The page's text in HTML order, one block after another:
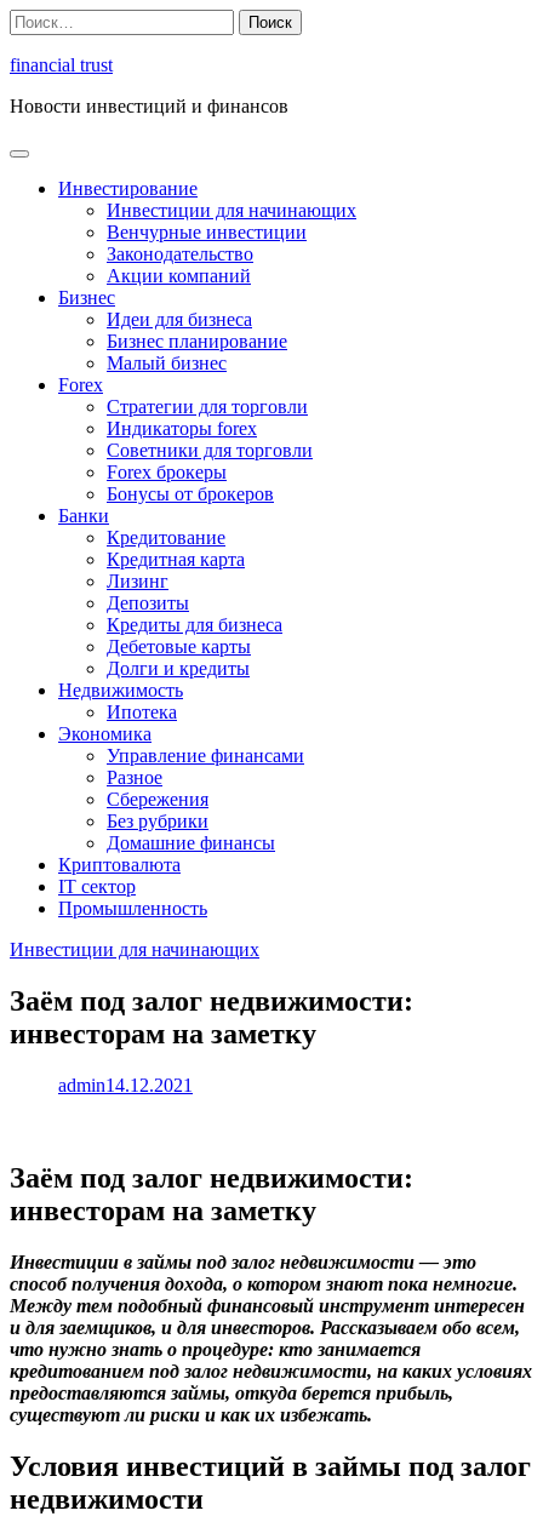
Перейти
к
содержимому
Найти:
financial trust
Новости инвестиций и финансов
Инвестирование
Инвестиции для начинающих
Венчурные инвестиции
Законодательство
Акции компаний
Бизнес
Идеи для бизнеса
Бизнес планирование
Малый бизнес
Forex
Стратегии для торговли
Индикаторы forex
Советники для торговли
Forex брокеры
Бонусы от брокеров
Банки
Кредитование
Кредитная карта
Лизинг
Депозиты
Кредиты для бизнеса
Дебетовые карты
Долги и кредиты
Недвижимость
Ипотека
Экономика
Управление финансами
Разное
Сбережения
Без рубрики
Домашние финансы
Криптовалюта
IT сектор
Промышленность
Инвестиции для начинающих
Заём под залог недвижимости:
инвесторам на заметку
admin14.12.2021
Заём под залог недвижимости:
инвесторам на заметку
Инвестиции в займы под залог недвижимости — это
способ получения дохода, о котором знают пока немногие.
Между тем подобный финансовый инструмент интересен
и для заемщиков, и для инвесторов. Рассказываем обо всем,
что нужно знать о процедуре: кто занимается
кредитованием под залог недвижимости, на каких условиях
предоставляются займы, откуда берется прибыль,
существуют ли риски и как их избежать.
Условия инвестиций в займы под залог
недвижимости